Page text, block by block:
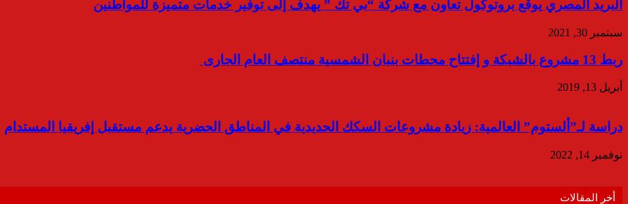
البريد المصري يوقع بروتوكول تعاون مع شركة “بي تك ” يهدف إلى توفير خدمات متميزة للمواطنين
سبتمبر 30, 2021
ربط 13 مشروع بالشبكة و إفتتاح محطات بنبان الشمسية منتصف العام الجارى
أبريل 13, 2019
دراسة لـ”ألستوم” العالمية: زيادة مشروعات السكك الحديدية في المناطق الحضرية يدعم مستقبل إفريقيا المستدام
نوفمبر 14, 2022
أخر المقالات